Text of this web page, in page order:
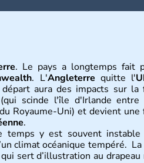
. Le pays a longtemps fait
. L'Angleterre quitte l'
aura des impacts sur la
(qui scinde l'île d'Irlande
Royaume-Uni) et devient une
.
temps y est souvent instable
climat océanique tempéré.
sert d’illustration au